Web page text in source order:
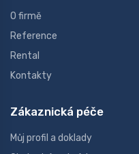
O firmě
Reference
Rental
Kontakty
Zákaznická péče
Můj profil a doklady